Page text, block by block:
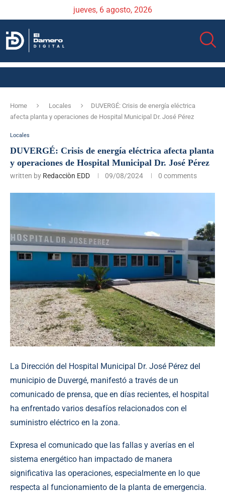
jueves, 6 agosto, 2026
Home Locales
DUVERGÉ: Crisis de energía eléctrica
afecta planta y operaciones de Hospital Municipal Dr. José Pérez
Locales
DUVERGÉ: Crisis de energía eléctrica afecta planta
y operaciones de Hospital Municipal Dr. José Pérez
written by Redacciòn EDD 09/08/2024 0 comments
La Dirección del Hospital Municipal Dr. José Pérez del
municipio de Duvergé, manifestó a través de un
comunicado de prensa, que en días recientes, el hospital
ha enfrentado varios desafíos relacionados con el
suministro eléctrico en la zona.
Expresa el comunicado que las fallas y averías en el
sistema energético han impactado de manera
significativa las operaciones, especialmente en lo que
respecta al funcionamiento de la planta de emergencia.